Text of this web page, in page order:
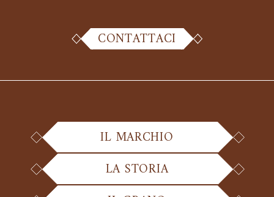
CONTATTACI
IL MARCHIO
LA STORIA